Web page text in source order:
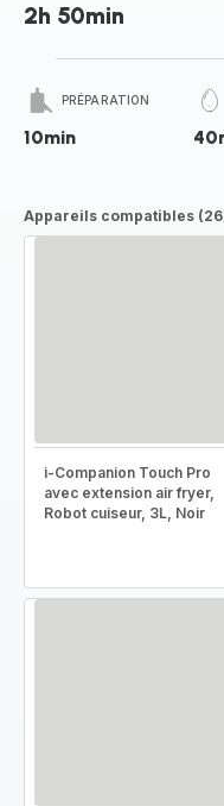
2h 50min
PRÉPARATION
10min
Appareils compatibles
i-Companion Touch Pro
avec extension air fryer,
Robot cuiseur, 3L, Noir